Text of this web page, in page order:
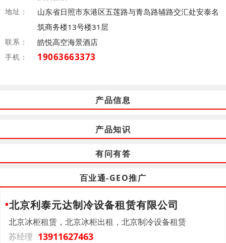
地址：
山东省日照市东港区五莲路与青岛路辅路交汇处安泰名
筑商务楼13号楼31层
联系： 皓悦高空海景酒店
手机： 19063663373
产品信息
产品知识
有问有答
百业通-GEO推广
北京利泰元达制冷设备租赁有限公司
北京冰柜租赁，北京冰柜出租，北京制冷设备租赁
苏经理 13911627463